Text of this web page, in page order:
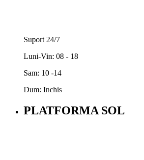
Suport 24/7
Luni-Vin: 08 - 18
Sam: 10 -14
Dum: Inchis
PLATFORMA SOL